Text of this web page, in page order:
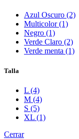
Azul Oscuro (2)
Multicolor (1)
Negro (1)
Verde Claro (2)
Verde menta (1)
Talla
L (4)
M (4)
S (5)
XL (1)
Cerrar